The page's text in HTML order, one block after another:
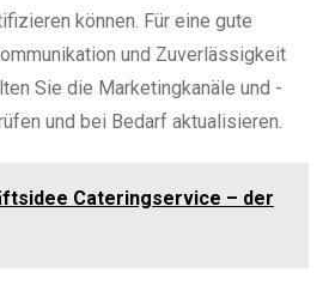
können. Für eine gute
und Zuverlässigkeit
Sie die Marketingkanäle und -
und bei Bedarf aktualisieren.
Cateringservice – der